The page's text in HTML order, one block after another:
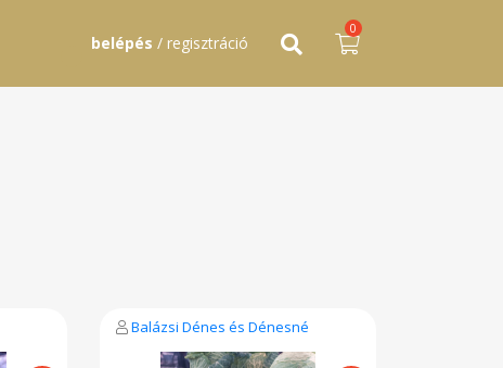
belépés / regisztráció
0
Balázsi Dénes és Dénesné